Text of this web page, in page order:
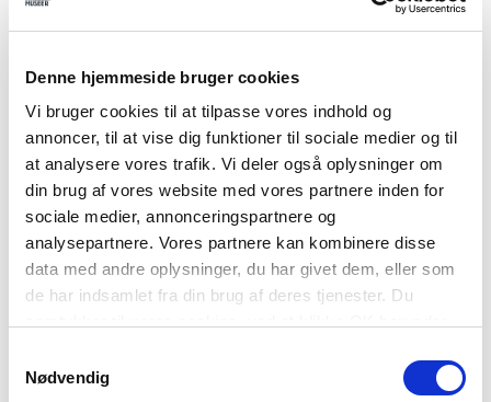
Denne hjemmeside bruger cookies
Vi bruger cookies til at tilpasse vores indhold og
annoncer, til at vise dig funktioner til sociale medier og til
at analysere vores trafik. Vi deler også oplysninger om
din brug af vores website med vores partnere inden for
sociale medier, annonceringspartnere og
analysepartnere. Vores partnere kan kombinere disse
data med andre oplysninger, du har givet dem, eller som
de har indsamlet fra din brug af deres tjenester. Du
Nødvendig
bylaugenes traditioner.
men i løbet af 1900-tallet tog grusgravningen fart,
og i dag er ”bjerget” næsten væk. Foto: Privateje.
Årstal og kunstner ukendt.
Mere lokal kulturarv
Flere nyheder fra Nyborg Slot
Farverigt, festligt og fuldstændig forrygende –
Danehof 2026 er slut for i år
H.M. Dronning Margrethe på Nyborg Slot
kulturhistoriske afdeling